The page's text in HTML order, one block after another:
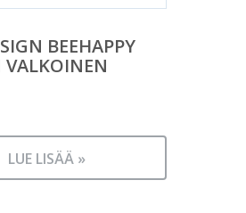
BEEHAPPY
LUE LISÄÄ »